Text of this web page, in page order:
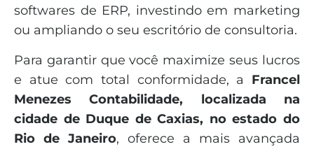
softwares de ERP, investindo em marketing
ou ampliando o seu escritório de consultoria.
Para garantir que você maximize seus lucros
e atue com total conformidade, a Francel
Menezes Contabilidade, localizada na
cidade de Duque de Caxias, no estado do
Rio de Janeiro, oferece a mais avançada